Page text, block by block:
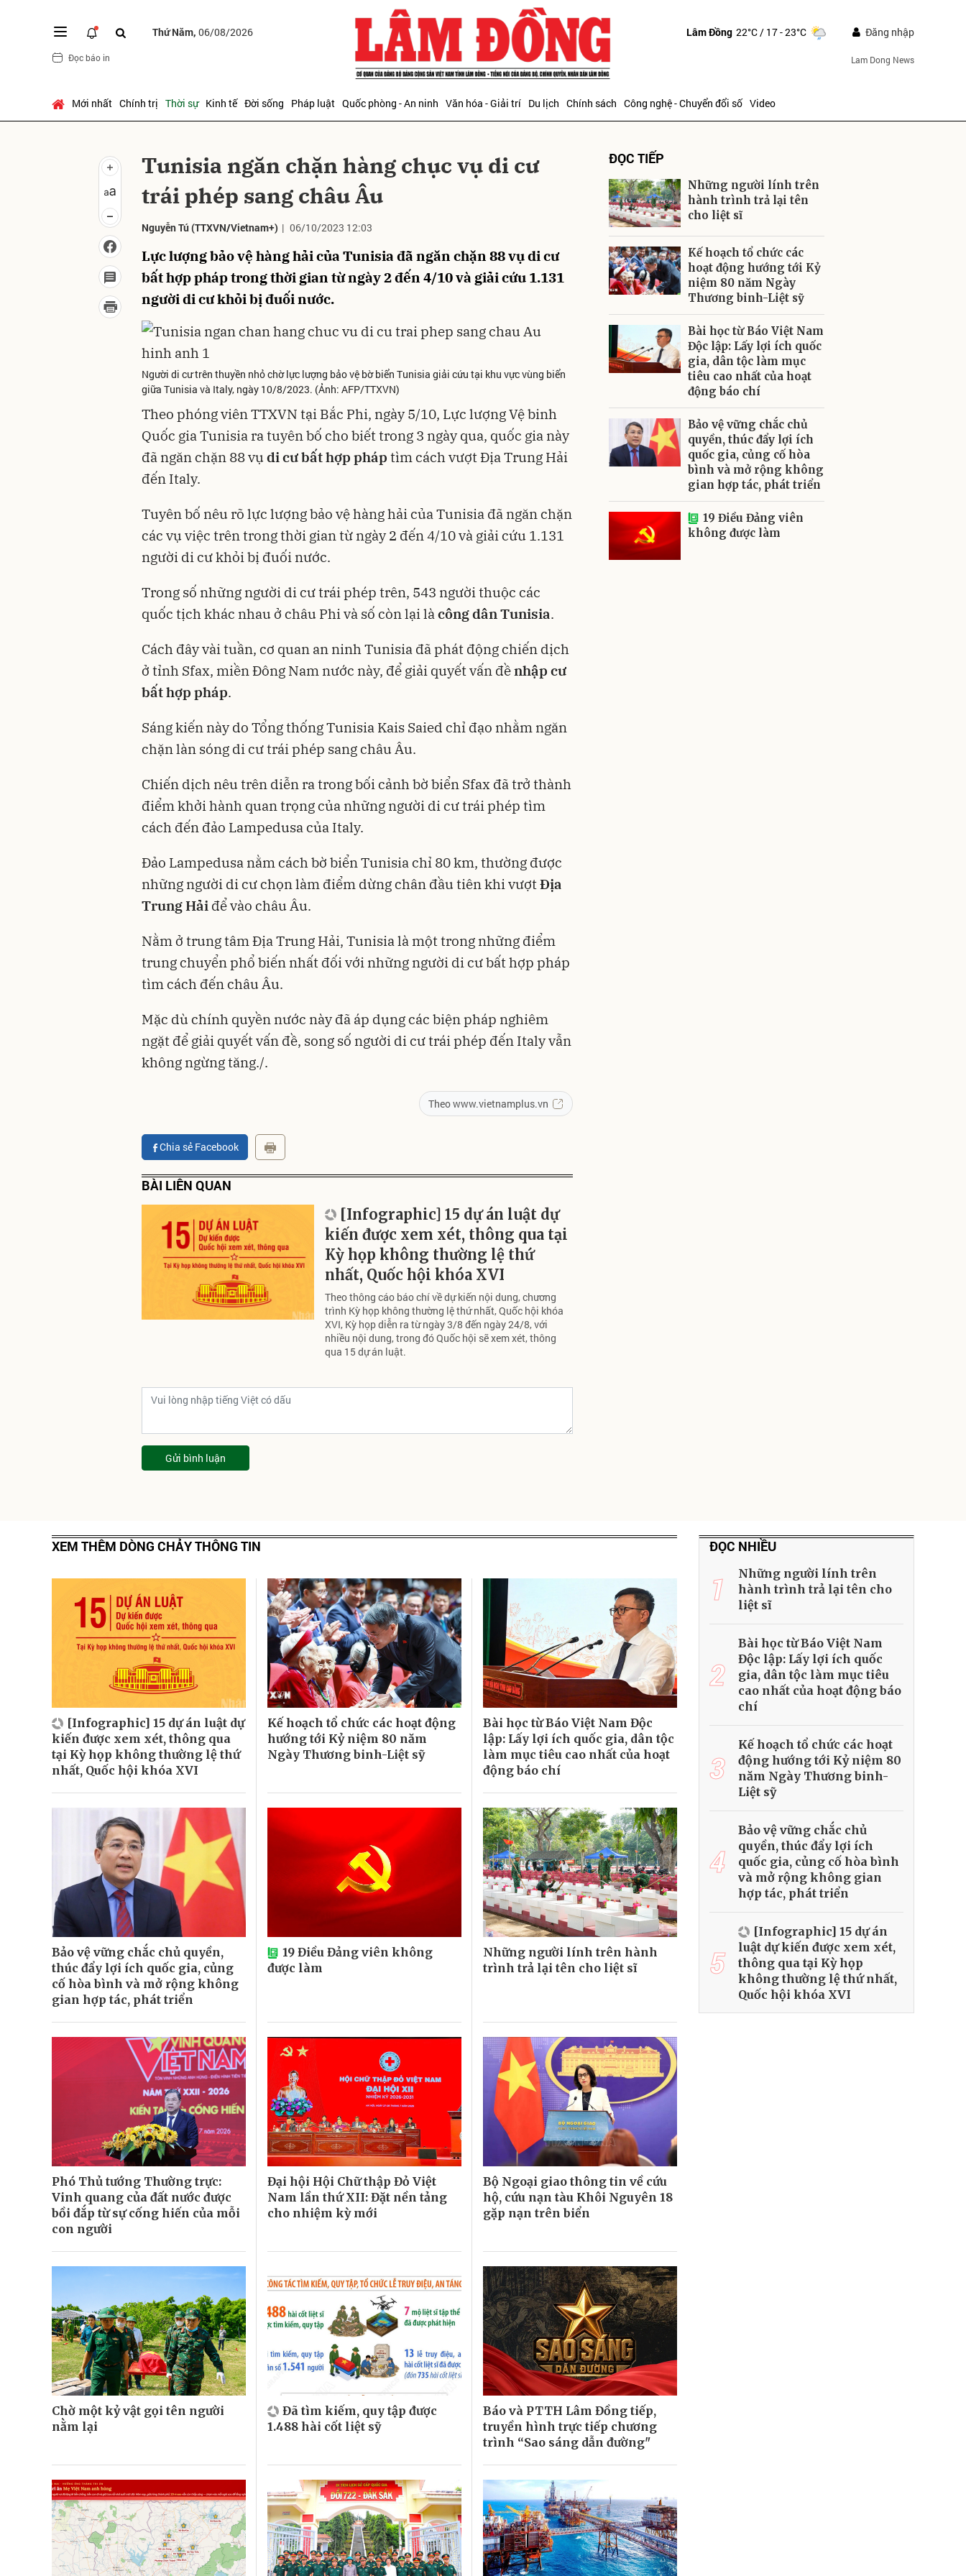
Thứ Năm, 06/08/2026
Đọc báo in
Lâm Đồng 22°C/ 17 - 23°C Đăng nhập
Lam Dong News
Mới nhất Chính trị Thời sự Kinh tế Đời sống Pháp luật Quốc phòng - An ninh Văn hóa - Giải trí Du lịch Chính sách Công nghệ - Chuyển đổi số Video
Tunisia ngăn chặn hàng chục vụ di cư
trái phép sang châu Âu
Nguyễn Tú(TTXVN/Vietnam+) | 06/10/2023 12:03
Lực lượng bảo vệ hàng hải của Tunisia đã ngăn chặn 88 vụ di cư
bất hợp pháp trong thời gian từ ngày 2 đến 4/10 và giải cứu 1.131
người di cư khỏi bị đuối nước.
Người di cư trên thuyền nhỏ chờ lực lượng bảo vệ bờ biển Tunisia giải cứu tại khu vực vùng biển
giữa Tunisia và Italy, ngày 10/8/2023. (Ảnh: AFP/TTXVN)
Theo phóng viên TTXVN tại Bắc Phi, ngày 5/10, Lực lượng Vệ binh
Quốc gia Tunisia ra tuyên bố cho biết trong 3 ngày qua, quốc gia này
đã ngăn chặn 88 vụ di cư bất hợp pháp tìm cách vượt Địa Trung Hải
đến Italy.
Tuyên bố nêu rõ lực lượng bảo vệ hàng hải của Tunisia đã ngăn chặn
các vụ việc trên trong thời gian từ ngày 2 đến 4/10 và giải cứu 1.131
người di cư khỏi bị đuối nước.
Trong số những người di cư trái phép trên, 543 người thuộc các
quốc tịch khác nhau ở châu Phi và số còn lại làcông dân Tunisia.
Cách đây vài tuần, cơ quan an ninh Tunisia đã phát động chiến dịch
ở tỉnh Sfax, miền Đông Nam nước này, để giải quyết vấn đềnhập cư
bất hợp pháp.
Sáng kiến này do Tổng thống Tunisia Kais Saied chỉ đạo nhằm ngăn
chặn làn sóng di cư trái phép sang châu Âu.
Chiến dịch nêu trên diễn ra trong bối cảnh bờ biển Sfax đã trở thành
điểm khởi hành quan trọng của những người di cư trái phép tìm
cách đến đảo Lampedusa của Italy.
Đảo Lampedusa nằm cách bờ biển Tunisia chỉ 80 km, thường được
những người di cư chọn làm điểm dừng chân đầu tiên khi vượtĐịa
Trung Hải để vào châu Âu.
Nằm ở trung tâm Địa Trung Hải, Tunisia là một trong những điểm
trung chuyển phổ biến nhất đối với những người di cư bất hợp pháp
tìm cách đến châu Âu.
Mặc dù chính quyền nước này đã áp dụng các biện pháp nghiêm
ngặt để giải quyết vấn đề, song số người di cư trái phép đến Italy vẫn
không ngừng tăng./.
Theo www.vietnamplus.vn
Chia sẻ Facebook
BÀI LIÊN QUAN
[Infographic] 15 dự án luật dự
kiến được xem xét, thông qua tại
Kỳ họp không thường lệ thứ
nhất, Quốc hội khóa XVI
Theo thông cáo báo chí về dự kiến nội dung, chương
trình Kỳ họp không thường lệ thứ nhất, Quốc hội khóa
XVI, Kỳ họp diễn ra từ ngày 3/8 đến ngày 24/8, với
nhiều nội dung, trong đó Quốc hội sẽ xem xét, thông
qua 15 dự án luật.
Gửi bình luận
ĐỌC TIẾP
Những người lính trên
hành trình trả lại tên
cho liệt sĩ
Kế hoạch tổ chức các
hoạt động hướng tới Kỷ
niệm 80 năm Ngày
Thương binh-Liệt sỹ
Bài học từ Báo Việt Nam
Độc lập: Lấy lợi ích quốc
gia, dân tộc làm mục
tiêu cao nhất của hoạt
động báo chí
Bảo vệ vững chắc chủ
quyền, thúc đẩy lợi ích
quốc gia, củng cố hòa
bình và mở rộng không
gian hợp tác, phát triển
19 Điều Đảng viên
không được làm
XEM THÊM DÒNG CHẢY THÔNG TIN
[Infographic] 15 dự án luật dự
kiến được xem xét, thông qua
tại Kỳ họp không thường lệ thứ
nhất, Quốc hội khóa XVI
Kế hoạch tổ chức các hoạt động
hướng tới Kỷ niệm 80 năm
Ngày Thương binh-Liệt sỹ
Bài học từ Báo Việt Nam Độc
lập: Lấy lợi ích quốc gia, dân tộc
làm mục tiêu cao nhất của hoạt
động báo chí
Bảo vệ vững chắc chủ quyền,
thúc đẩy lợi ích quốc gia, củng
cố hòa bình và mở rộng không
gian hợp tác, phát triển
19 Điều Đảng viên không
được làm
Những người lính trên hành
trình trả lại tên cho liệt sĩ
Phó Thủ tướng Thường trực:
Vinh quang của đất nước được
bồi đắp từ sự cống hiến của mỗi
con người
Đại hội Hội Chữ thập Đỏ Việt
Nam lần thứ XII: Đặt nền tảng
cho nhiệm kỳ mới
Bộ Ngoại giao thông tin về cứu
hộ, cứu nạn tàu Khôi Nguyên 18
gặp nạn trên biển
Chờ một kỷ vật gọi tên người
nằm lại
Đã tìm kiếm, quy tập được
1.488 hài cốt liệt sỹ
Báo và PTTH Lâm Đồng tiếp,
truyền hình trực tiếp chương
trình “Sao sáng dẫn đường"
ĐỌC NHIỀU
1
Những người lính trên
hành trình trả lại tên cho
liệt sĩ
2
Bài học từ Báo Việt Nam
Độc lập: Lấy lợi ích quốc
gia, dân tộc làm mục tiêu
cao nhất của hoạt động báo
chí
3
Kế hoạch tổ chức các hoạt
động hướng tới Kỷ niệm 80
năm Ngày Thương binh-
Liệt sỹ
4
Bảo vệ vững chắc chủ
quyền, thúc đẩy lợi ích
quốc gia, củng cố hòa bình
và mở rộng không gian
hợp tác, phát triển
5
[Infographic] 15 dự án
luật dự kiến được xem xét,
thông qua tại Kỳ họp
không thường lệ thứ nhất,
Quốc hội khóa XVI
Gửi bình luận
Gửi